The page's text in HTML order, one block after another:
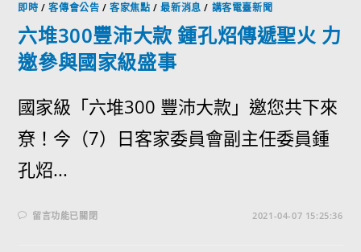
即時 /客傳會公告 /客家焦點 /最新消息 / 講客電臺新聞
六堆300豐沛大款 鍾孔炤傳遞聖火 力
邀參與國家級盛事
國家級「六堆300 豐沛大款」邀您共下來
尞！今（7）日客家委員會副主任委員鍾
孔炤...
留言功能已關閉 2021-04-07 15:25:36